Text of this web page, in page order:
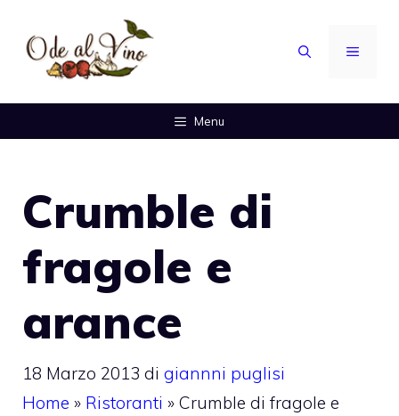
contenuto
MENU
Menu
Crumble di
fragole e
arance
18 Marzo 2013 di giannni puglisi
Home » Ristoranti » Crumble di fragole e